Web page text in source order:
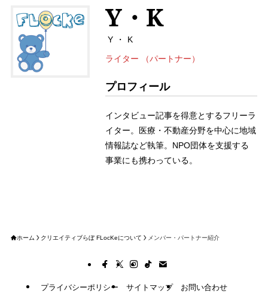
Y・K
Y・K
ライター （パートナー）
プロフィール
インタビュー記事を得意とするフリーラ
イター。医療・不動産分野を中心に地域
情報誌など執筆。NPO団体を支援する
事業にも携わっている。
ホーム クリエイティブらぼ FLocKeについて メンバー・パートナー紹介
プライバシーポリシー サイトマップ お問い合わせ